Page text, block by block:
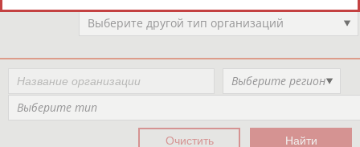
Выберите другой тип организаций
Выберите регион
Выберите тип